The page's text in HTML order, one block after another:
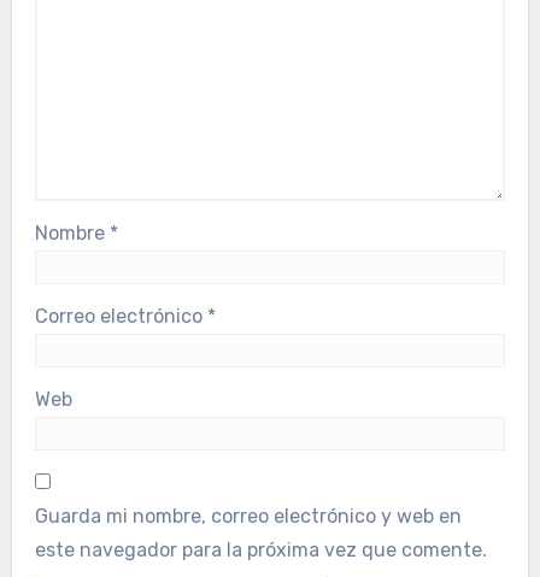
Nombre *
Correo electrónico *
Web
Guarda mi nombre, correo electrónico y web en
este navegador para la próxima vez que comente.